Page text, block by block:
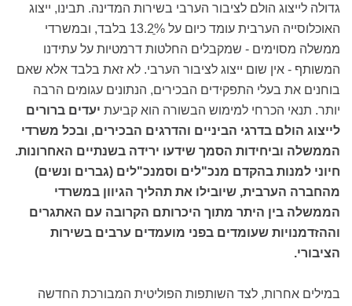
גדולה לייצוג הולם לציבור הערבי בשירות המדינה. תבינו, ייצוג
האוכלוסייה הערבית עומד כיום על 13.2%ֵֵ בלבד, ובמשרדי
ממשלה מסוימים - שמקבלים החלטות דרמטיות על עתידנו
המשותף - אין שום ייצוג לציבור הערבי. לא זאת בלבד אלא שאם
בוחנים את בעלי התפקידים הבכירים, הנתונים עגומים הרבה
יותר. תנאי הכרחי למימוש הבשורה הוא קביעת יעדים ברורים
לייצוג הולם בדרגי הביניים והדרגים הבכירים, ובכל משרדי
הממשלה וביחידות הסמך שידעו ירידה בשנתיים האחרונות.
חיוני למנות בהקדם מנכ"לים וסמנכ"לים (גברים ונשים)
מהחברה הערבית, שיובילו את תהליך הגיוון במשרדי
הממשלה בין היתר מתוך היכרותם הקרובה עם האתגרים
וההזדמנויות שעומדים בפני מועמדים ערבים בשירות
הציבורי.
במילים אחרות, לצד השותפות הפוליטית המבורכת החדשה